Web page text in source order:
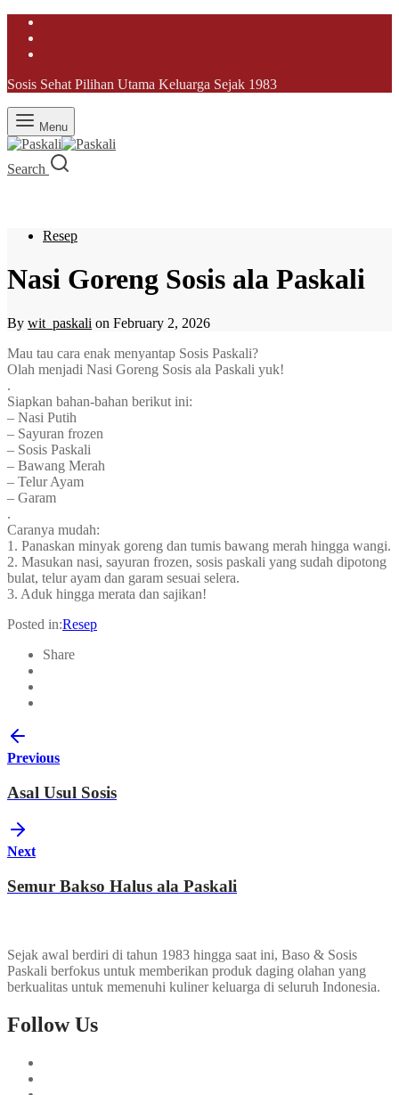
Sosis Sehat Pilihan Utama Keluarga Sejak 1983
Menu
Search
Resep
Nasi Goreng Sosis ala Paskali
By wit_paskali on February 2, 2026
Mau tau cara enak menyantap Sosis Paskali?
Olah menjadi Nasi Goreng Sosis ala Paskali yuk!
.
Siapkan bahan-bahan berikut ini:
– Nasi Putih
– Sayuran frozen
– Sosis Paskali
– Bawang Merah
– Telur Ayam
– Garam
.
Caranya mudah:
1. Panaskan minyak goreng dan tumis bawang merah hingga wangi.
2. Masukan nasi, sayuran frozen, sosis paskali yang sudah dipotong
bulat, telur ayam dan garam sesuai selera.
3. Aduk hingga merata dan sajikan!
Posted in:Resep
Share
Previous
Asal Usul Sosis
Next
Semur Bakso Halus ala Paskali
Sejak awal berdiri di tahun 1983 hingga saat ini, Baso & Sosis
Paskali berfokus untuk memberikan produk daging olahan yang
berkualitas untuk memenuhi kuliner keluarga di seluruh Indonesia.
Follow Us